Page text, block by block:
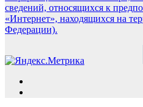
сведений, относящихся к
«Интернет», находящихся на
Федерации).